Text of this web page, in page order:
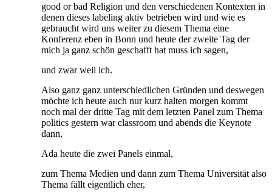
good or bad Religion und den verschiedenen Kontexten in
denen dieses labeling aktiv betrieben wird und wie es
gebraucht wird uns weiter zu diesem Thema eine
Konferenz eben in Bonn und heute der zweite Tag der
mich ja ganz schön geschafft hat muss ich sagen,
und zwar weil ich.
Also ganz ganz unterschiedlichen Gründen und deswegen
möchte ich heute auch nur kurz halten morgen kommt
noch mal der dritte Tag mit dem letzten Panel zum Thema
politics gestern war classroom und abends die Keynote
dann,
Ada heute die zwei Panels einmal,
zum Thema Medien und dann zum Thema Universität also
Thema fällt eigentlich eher,